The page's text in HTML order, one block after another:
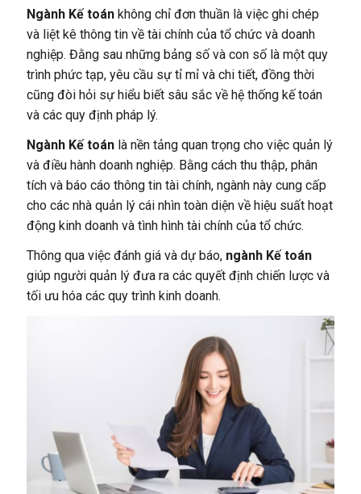
Ngành Kế toánkhông chỉ đơn thuần là việc ghi chép
và liệt kê thông tin về tài chính của tổ chức và doanh
nghiệp. Đằng sau những bảng số và con số là một quy
trình phức tạp, yêu cầu sự tỉ mỉ và chi tiết, đồng thời
cũng đòi hỏi sự hiểu biết sâu sắc về hệ thống kế toán
và các quy định pháp lý.
Ngành Kế toánlà nền tảng quan trọng cho việc quản lý
và điều hành doanh nghiệp. Bằng cách thu thập, phân
tích và báo cáo thông tin tài chính, ngành này cung cấp
cho các nhà quản lý cái nhìn toàn diện về hiệu suất hoạt
động kinh doanh và tình hình tài chính của tổ chức.
Thông qua việc đánh giá và dự báo, ngành Kế toán
giúp người quản lý đưa ra các quyết định chiến lược và
tối ưu hóa các quy trình kinh doanh.